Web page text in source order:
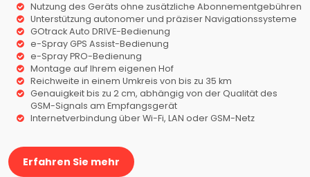
Nutzung des Geräts ohne zusätzliche Abonnementgebühren
Unterstützung autonomer und präziser Navigationssysteme
GOtrack Auto DRIVE-Bedienung
e-Spray GPS Assist-Bedienung
e-Spray PRO-Bedienung
Montage auf Ihrem eigenen Hof
Reichweite in einem Umkreis von bis zu 35 km
Genauigkeit bis zu 2 cm, abhängig von der Qualität des
GSM-Signals am Empfangsgerät
Internetverbindung über Wi-Fi, LAN oder GSM-Netz
Erfahren Sie mehr